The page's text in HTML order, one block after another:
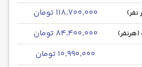
۱۱۸٬۷۰۰٬۰۰۰ تومان
۸۴٬۴۰۰٬۰۰۰ تومان
۱۰٬۹۹۰٬۰۰۰ تومان